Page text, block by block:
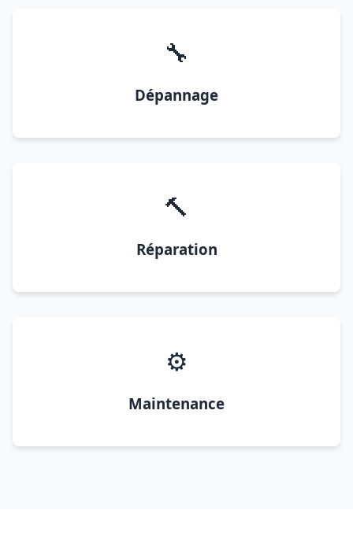
🔧
Dépannage
🔨
Réparation
⚙️
Maintenance